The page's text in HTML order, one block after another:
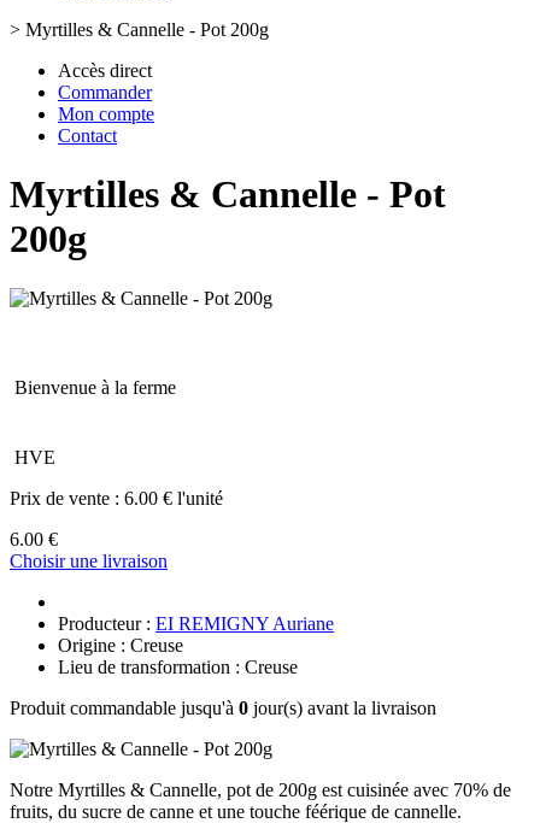
> Myrtilles & Cannelle - Pot 200g
Accès direct
Commander
Mon compte
Contact
Myrtilles & Cannelle - Pot
200g
Bienvenue à la ferme
HVE
Prix de vente : 6.00 € l'unité
6.00 €
Choisir une livraison
Producteur : EI REMIGNY Auriane
Origine : Creuse
Lieu de transformation : Creuse
Produit commandable jusqu'à 0 jour(s) avant la livraison
Notre Myrtilles & Cannelle, pot de 200g est cuisinée avec 70% de
fruits, du sucre de canne et une touche féérique de cannelle.